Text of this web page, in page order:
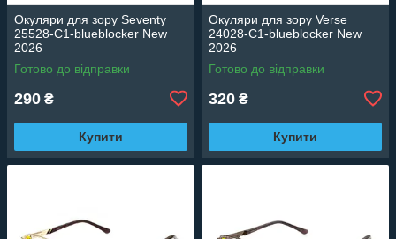
Окуляри для зору Seventy
25528-C1-blueblocker New
2026
Готово до відправки
290 ₴
Купити
Окуляри для зору Verse
24028-C1-blueblocker New
2026
Готово до відправки
320 ₴
Купити